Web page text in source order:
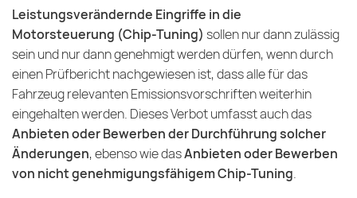
Leistungsverändernde Eingriffe in die
Motorsteuerung (Chip-Tuning) sollen nur dann zulässig
sein und nur dann genehmigt werden dürfen, wenn durch
einen Prüfbericht nachgewiesen ist, dass alle für das
Fahrzeug relevanten Emissionsvorschriften weiterhin
eingehalten werden. Dieses Verbot umfasst auch das
Anbieten oder Bewerben der Durchführung solcher
Änderungen, ebenso wie dasAnbieten oder Bewerben
von nicht genehmigungsfähigem Chip-Tuning.